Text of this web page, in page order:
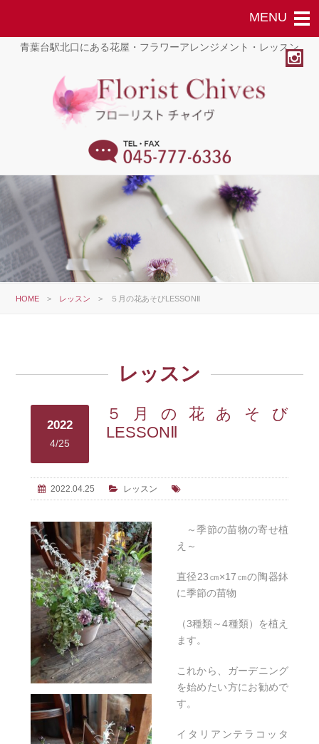
青葉台駅北口にある花屋・フラワーアレンジメント・レッスン
HOME > レッスン > ５月の花あそびLESSONⅡ
レッスン
2022
4/25
５月の花あそび
LESSONⅡ
2022.04.25 レッスン
～季節の苗物の寄せ植
え～
直径23㎝×17㎝の陶器鉢
に季節の苗物
（3種類～4種類）を植え
ます。
これから、ガーデニング
を始めたい方にお勧めで
す。
イタリアンテラコッタ